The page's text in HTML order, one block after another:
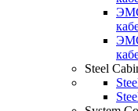
Steel